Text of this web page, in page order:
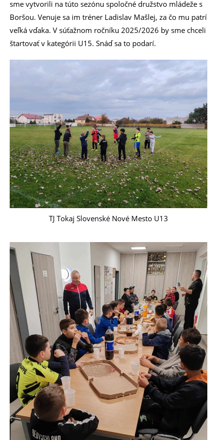
sme vytvorili na túto sezónu spoločné družstvo mládeže s
Boršou. Venuje sa im tréner Ladislav Mašlej, za čo mu patrí
veľká vďaka. V súťažnom ročníku 2025/2026 by sme chceli
štartovať v kategórii U15. Snáď sa to podarí.
TJ Tokaj Slovenské Nové Mesto U13